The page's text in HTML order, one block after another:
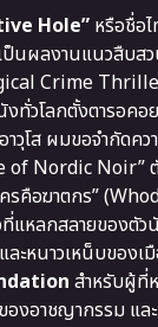
Hole” หรือชื่อ
ป็นผลงานแนวสืบส
Crime
ทั่วโลกตั้งตารอคอ
วุโส ผมขอจำกัดคว
Nordic Noir” ตั
รคือฆาตกร”
ที่แหลกสลายของตั
ละหนาวเหน็บของเ
สำหรับผู้ที่
องอาชญากรรม แล